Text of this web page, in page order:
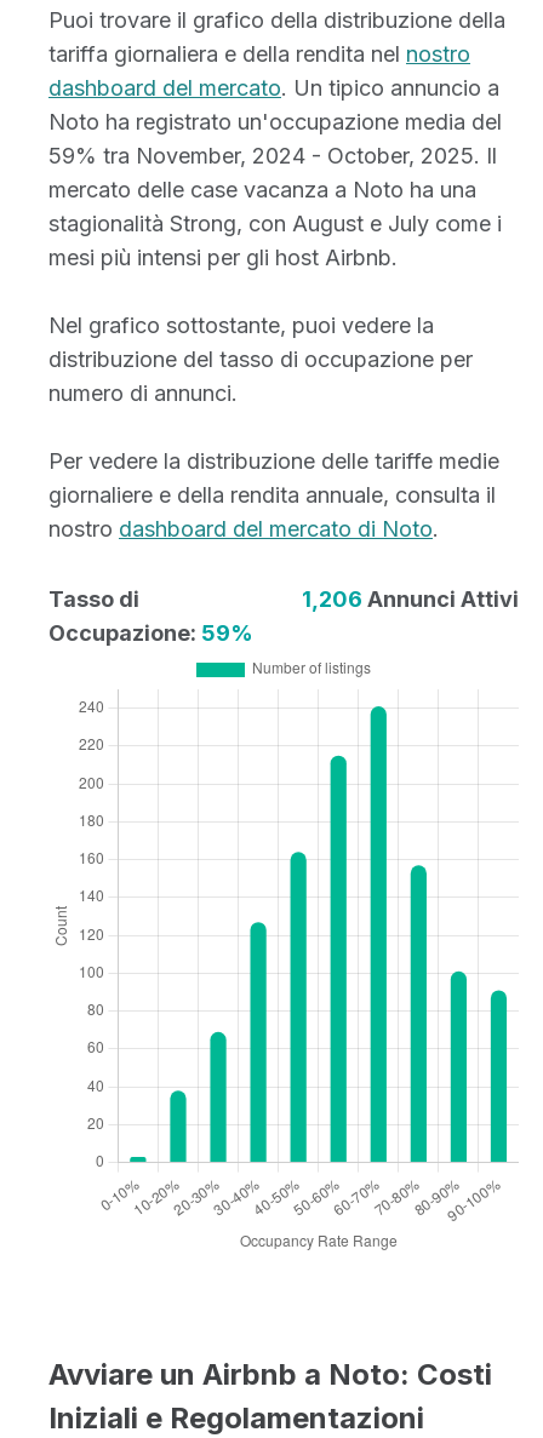
Puoi trovare il grafico della distribuzione della
tariffa giornaliera e della rendita nel nostro
dashboard del mercato. Un tipico annuncio a
Noto ha registrato un'occupazione media del
59% tra November, 2024 - October, 2025. Il
mercato delle case vacanza a Noto ha una
stagionalità Strong, con August e July come i
mesi più intensi per gli host Airbnb.
Nel grafico sottostante, puoi vedere la
distribuzione del tasso di occupazione per
numero di annunci.
Per vedere la distribuzione delle tariffe medie
giornaliere e della rendita annuale, consulta il
nostro dashboard del mercato di Noto.
Tasso di
Occupazione: 59%
1,206 Annunci Attivi
Avviare un Airbnb a Noto: Costi
Iniziali e Regolamentazioni